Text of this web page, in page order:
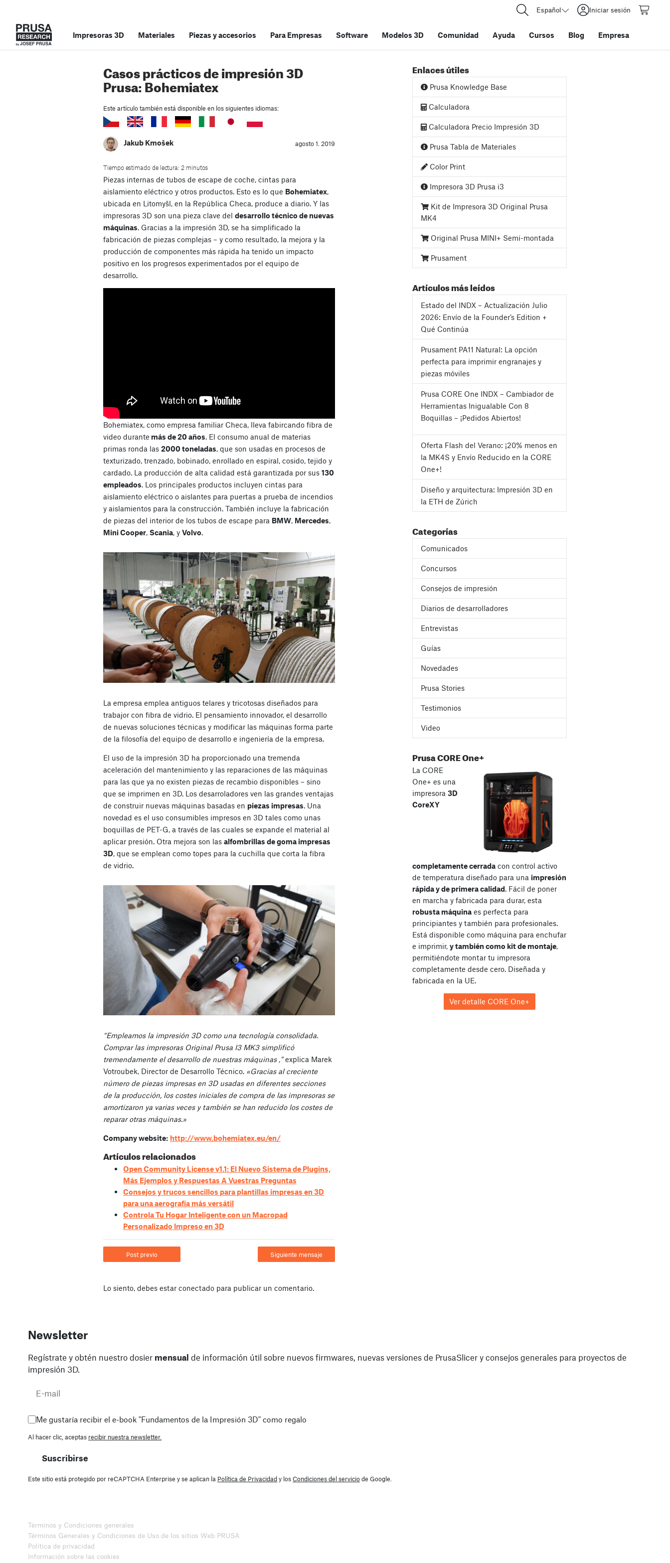
Español Iniciar sesión
Impresoras 3D Materiales Piezas y accesorios Para Empresas Software Modelos 3D Comunidad Ayuda Cursos Blog Empresa
Casos prácticos de impresión 3D
Prusa: Bohemiatex
Este artículo también está disponible en los siguientes idiomas:
Jakub Kmošek agosto 1. 2019
Tiempo estimado de lectura: 2 minutos
Piezas internas de tubos de escape de coche, cintas para
aislamiento eléctrico y otros productos. Esto es lo que Bohemiatex,
ubicada en Litomyšl, en la República Checa, produce a diario. Y las
impresoras 3D son una pieza clave del desarrollo técnico de nuevas
máquinas. Gracias a la impresión 3D, se ha simplificado la
fabricación de piezas complejas – y como resultado, la mejora y la
producción de componentes más rápida ha tenido un impacto
positivo en los progresos experimentados por el equipo de
desarrollo.
Bohemiatex, como empresa familiar Checa, lleva fabircando fibra de
video durante más de 20 años. El consumo anual de materias
primas ronda las 2000 toneladas, que son usadas en procesos de
texturizado, trenzado, bobinado, enrollado en espiral, cosido, tejido y
cardado. La producción de alta calidad está garantizada por sus 130
empleados. Los principales productos incluyen cintas para
aislamiento eléctrico o aislantes para puertas a prueba de incendios
y aislamientos para la construcción. También incluye la fabricación
de piezas del interior de los tubos de escape para BMW, Mercedes,
Mini Cooper, Scania, y Volvo.
La empresa emplea antiguos telares y tricotosas diseñados para
trabajor con fibra de vidrio. El pensamiento innovador, el desarrollo
de nuevas soluciones técnicas y modificar las máquinas forma parte
de la filosofía del equipo de desarrollo e ingeniería de la empresa.
El uso de la impresión 3D ha proporcionado una tremenda
aceleración del mantenimiento y las reparaciones de las máquinas
para las que ya no existen piezas de recambio disponibles – sino
que se imprimen en 3D. Los desarroladores ven las grandes ventajas
de construir nuevas máquinas basadas en piezas impresas. Una
novedad es el uso consumibles impresos en 3D tales como unas
boquillas de PET-G, a través de las cuales se expande el material al
aplicar presión. Otra mejora son las alfombrillas de goma impresas
3D, que se emplean como topes para la cuchilla que corta la fibra
de vidrio.
“Empleamos la impresión 3D como una tecnología consolidada.
Comprar las impresoras Original Prusa I3 MK3 simplificó
tremendamente el desarrollo de nuestras máquinas ,”explica Marek
Votroubek, Director de Desarrollo Técnico. «Gracias al creciente
número de piezas impresas en 3D usadas en diferentes secciones
de la producción, los costes iniciales de compra de las impresoras se
amortizaron ya varias veces y también se han reducido los costes de
reparar otras máquinas.»
Company website: http://www.bohemiatex.eu/en/
Artículos relacionados
Open Community License v1.1: El Nuevo Sistema de Plugins,
Más Ejemplos y Respuestas A Vuestras Preguntas
Consejos y trucos sencillos para plantillas impresas en 3D
para una aerografía más versátil
Controla Tu Hogar Inteligente con un Macropad
Personalizado Impreso en 3D
Post previo Siguiente mensaje
Lo siento, debes estar conectado para publicar un comentario.
Enlaces útiles
Prusa Knowledge Base
Calculadora
Calculadora Precio Impresión 3D
Prusa Tabla de Materiales
Color Print
Impresora 3D Prusa i3
Kit de Impresora 3D Original Prusa
MK4
Original Prusa MINI+ Semi-montada
Prusament
Artículos más leídos
Estado del INDX – Actualización Julio
2026: Envío de la Founder’s Edition +
Qué Continúa
Prusament PA11 Natural: La opción
perfecta para imprimir engranajes y
piezas móviles
Prusa CORE One INDX – Cambiador de
Herramientas Inigualable Con 8
Boquillas – ¡Pedidos Abiertos!
Oferta Flash del Verano: ¡20% menos en
la MK4S y Envío Reducido en la CORE
One+!
Diseño y arquitectura: Impresión 3D en
la ETH de Zúrich
Categorías
Comunicados
Concursos
Consejos de impresión
Diarios de desarrolladores
Entrevistas
Guías
Novedades
Prusa Stories
Testimonios
Video
Prusa CORE One+
La CORE
One+ es una
impresora 3D
CoreXY
completamente cerradacon control activo
de temperatura diseñado para una impresión
rápida y de primera calidad. Fácil de poner
en marcha y fabricada para durar, esta
robusta máquinaes perfecta para
principiantes y también para profesionales.
Está disponible como máquina para enchufar
e imprimir, y también como kit de montaje,
permitiéndote montar tu impresora
completamente desde cero. Diseñada y
fabricada en la UE.
Ver detalle CORE One+
Newsletter
Regístrate y obtén nuestro dosier mensual de información útil sobre nuevos firmwares, nuevas versiones de PrusaSlicer y consejos generales para proyectos de
impresión 3D.
Me gustaría recibir el e-book "Fundamentos de la Impresión 3D" como regalo
Al hacer clic, aceptas recibir nuestra newsletter.
Suscribirse
Este sitio está protegido por reCAPTCHA Enterprise y se aplican la Política de Privacidady losCondiciones del serviciode Google.
Términos y Condiciones generales
Términos Generales y Condiciones de Uso de los sitios Web PRUSA
Política de privacidad
Información sobre las cookies